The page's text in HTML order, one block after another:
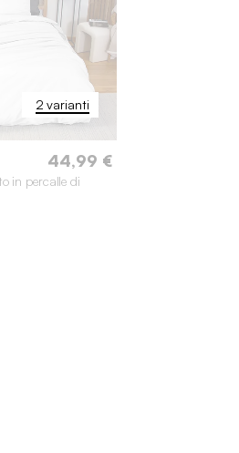
2 varianti
44,99 €
in percalle di